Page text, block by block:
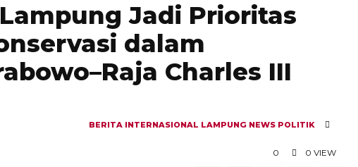
Jadi Prioritas
dalam
Charles III
BERITA INTERNASIONAL LAMPUNG NEWS POLITIK
0 0 VIEW